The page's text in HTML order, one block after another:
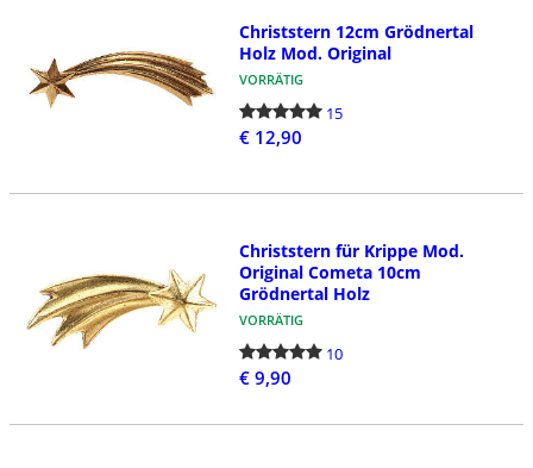
Christstern 12cm Grödnertal
Holz Mod. Original
VORRÄTIG
15
€ 12,90
Christstern für Krippe Mod.
Original Cometa 10cm
Grödnertal Holz
VORRÄTIG
10
€ 9,90